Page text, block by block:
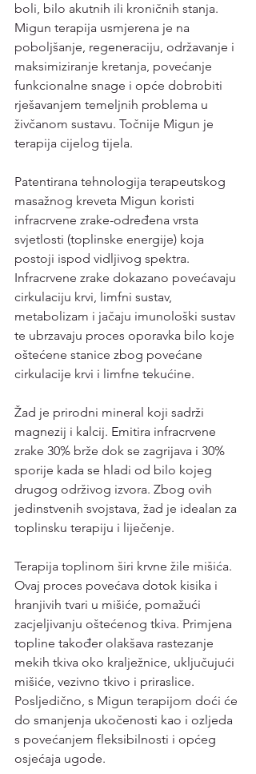
boli, bilo akutnih ili kroničnih stanja.
Migun terapija usmjerena je na
poboljšanje, regeneraciju, održavanje i
maksimiziranje kretanja, povećanje
funkcionalne snage i opće dobrobiti
rješavanjem temeljnih problema u
živčanom sustavu. Točnije Migun je
terapija cijelog tijela.
Patentirana tehnologija terapeutskog
masažnog kreveta Migun koristi
infracrvene zrake-određena vrsta
svjetlosti (toplinske energije) koja
postoji ispod vidljivog spektra.
Infracrvene zrake dokazano povećavaju
cirkulaciju krvi, limfni sustav,
metabolizam i jačaju imunološki sustav
te ubrzavaju proces oporavka bilo koje
oštećene stanice zbog povećane
cirkulacije krvi i limfne tekućine.
Žad je prirodni mineral koji sadrži
magnezij i kalcij. Emitira infracrvene
zrake 30% brže dok se zagrijava i 30%
sporije kada se hladi od bilo kojeg
drugog održivog izvora. Zbog ovih
jedinstvenih svojstava, žad je idealan za
toplinsku terapiju i liječenje.
Terapija toplinom širi krvne žile mišića.
Ovaj proces povećava dotok kisika i
hranjivih tvari u mišiće, pomažući
zacjeljivanju oštećenog tkiva. Primjena
topline također olakšava rastezanje
mekih tkiva oko kralježnice, uključujući
mišiće, vezivno tkivo i priraslice.
Posljedično, s Migun terapijom doći će
do smanjenja ukočenosti kao i ozljeda
s povećanjem fleksibilnosti i općeg
osjećaja ugode.